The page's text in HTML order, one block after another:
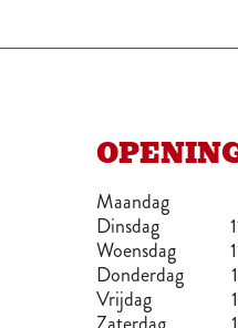
Maandag
Dinsdag
Woensdag
Donderdag
Vrijdag